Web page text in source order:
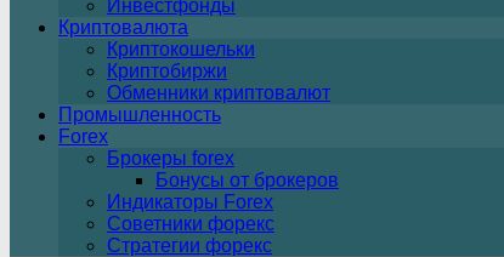
Инвестфонды
Криптовалюта
Криптокошельки
Криптобиржи
Обменники криптовалют
Промышленность
Forex
Брокеры forex
Бонусы от брокеров
Индикаторы Forex
Советники форекс
Стратегии форекс